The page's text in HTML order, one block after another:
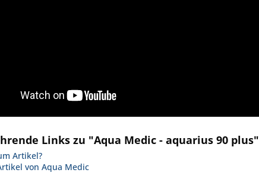
Links zu "Aqua Medic - aquarius 90 plus"
Artikel?
von Aqua Medic